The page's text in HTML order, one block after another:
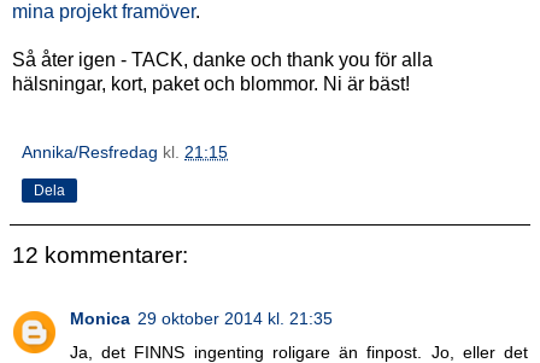
mina projekt framöver.
Så åter igen - TACK, danke och thank you för alla
hälsningar, kort, paket och blommor. Ni är bäst!
Annika/Resfredag kl. 21:15
Dela
12 kommentarer:
Monica 29 oktober 2014 kl. 21:35
Ja, det FINNS ingenting roligare än finpost. Jo, eller det